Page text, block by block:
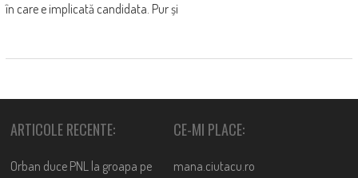
în care e implicată candidata. Pur și
ARTICOLE RECENTE:
Orban duce PNL la groapa pe
CE-MI PLACE:
mana.ciutacu.ro